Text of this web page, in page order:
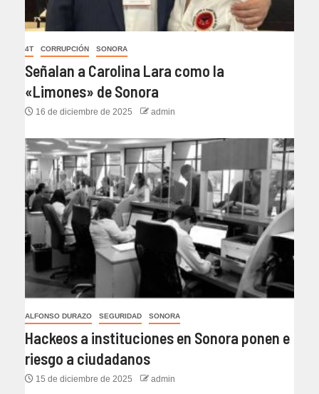
4T CORRUPCIÓN SONORA
Señalan a Carolina Lara como la
«Limones» de Sonora
16 de diciembre de 2025 admin
ALFONSO DURAZO SEGURIDAD SONORA
Hackeos a instituciones en Sonora ponen e
riesgo a ciudadanos
15 de diciembre de 2025 admin